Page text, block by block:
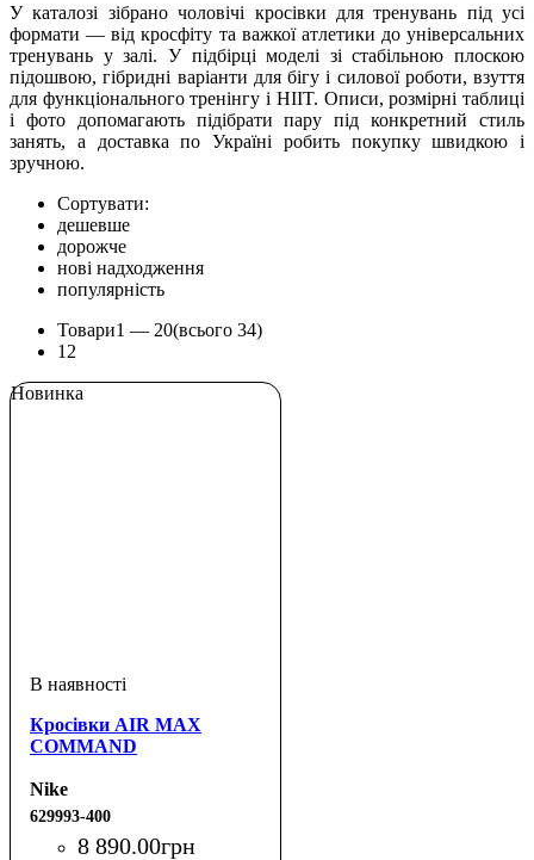
У каталозі зібрано чоловічі кросівки для тренувань під усі
формати — від кросфіту та важкої атлетики до універсальних
тренувань у залі. У підбірці моделі зі стабільною плоскою
підошвою, гібридні варіанти для бігу і силової роботи, взуття
для функціонального тренінгу і HIIT. Описи, розмірні таблиці
і фото допомагають підібрати пару під конкретний стиль
занять, а доставка по Україні робить покупку швидкою і
зручною.
Сортувати:
дешевше
дорожче
нові надходження
популярність
Товари1 — 20(всього 34)
1 2
Новинка
Кросівки AIR MAX
COMMAND
Nike
629993-400
8 890.00грн